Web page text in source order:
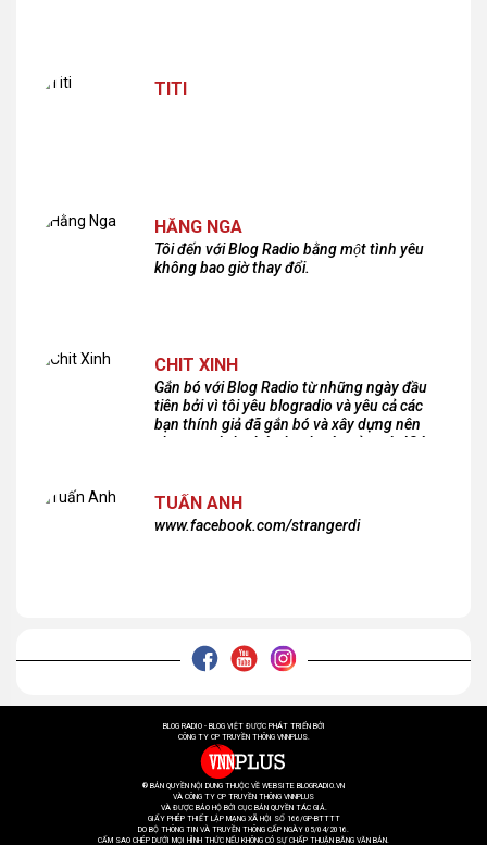
TITI
HẰNG NGA
Tôi đến với Blog Radio bằng một tình yêu
không bao giờ thay đổi.
CHIT XINH
Gắn bó với Blog Radio từ những ngày đầu
tiên bởi vì tôi yêu blogradio và yêu cả các
bạn thính giả đã gắn bó và xây dựng nên
chương trình phát thanh xúc cảm này!Cám
TUẤN ANH
www.facebook.com/strangerdi
BLOG RADIO - BLOG VIỆT ĐƯỢC PHÁT TRIỂN BỞI
CÔNG TY CP TRUYỀN THÔNG VNNPLUS.
® BẢN QUYỀN NỘI DUNG THUỘC VỀ WEBSITE BLOGRADIO.VN
VÀ CÔNG TY CP TRUYỀN THÔNG VNNPLUS
VÀ ĐƯỢC BẢO HỘ BỞI CỤC BẢN QUYỀN TÁC GIẢ.
GIẤY PHÉP THIẾT LẬP MẠNG XÃ HỘI SỐ 166/GP-BTTTT
DO BỘ THÔNG TIN VÀ TRUYỀN THÔNG CẤP NGÀY 05/04/2016.
CẤM SAO CHÉP DƯỚI MỌI HÌNH THỨC NẾU KHÔNG CÓ SỰ CHẤP THUẬN BẰNG VĂN BẢN.